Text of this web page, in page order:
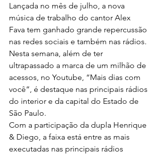
Lançada no mês de julho, a nova
música de trabalho do cantor Alex
Fava tem ganhado grande repercussão
nas redes sociais e também nas rádios.
Nesta semana, além de ter
ultrapassado a marca de um milhão de
acessos, no Youtube, “Mais dias com
você”, é destaque nas principais rádios
do interior e da capital do Estado de
São Paulo.
Com a participação da dupla Henrique
& Diego, a faixa está entre as mais
executadas nas principais rádios